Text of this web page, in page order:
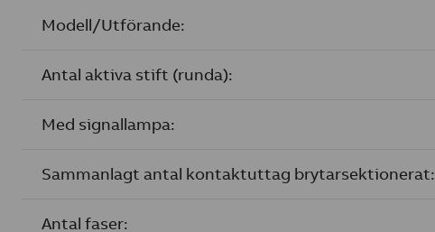
Modell/Utförande:
Antal aktiva stift (runda):
Med signallampa:
Sammanlagt antal kontaktuttag brytarsektionerat:
Antal faser: